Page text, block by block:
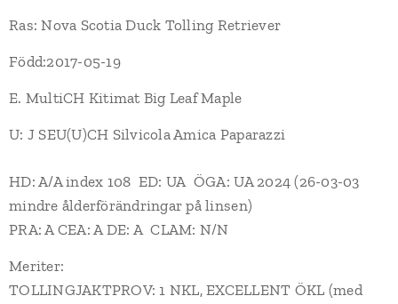
Ras: Nova Scotia Duck Tolling Retriever
Född:2017-05-19
E. MultiCH Kitimat Big Leaf Maple
U: J SEU(U)CH Silvicola Amica Paparazzi
HD: A/A index 108 ED: UA ÖGA: UA 2024 (26-03-03
mindre ålderförändringar på linsen)
PRA: A CEA: A DE: A CLAM: N/N
Meriter:
TOLLINGJAKTPROV: 1 NKL, EXCELLENT ÖKL (med